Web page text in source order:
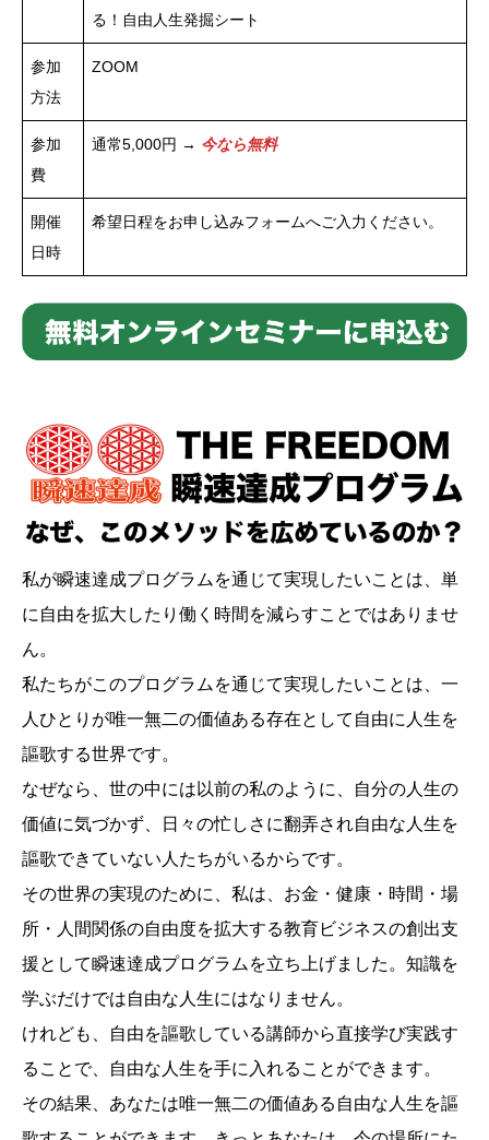
る！自由人生発掘シート
参加
方法
ZOOM
参加
費
通常5,000円 → 今なら無料
開催
日時
希望日程をお申し込みフォームへご入力ください。
私が瞬速達成プログラムを通じて実現したいことは、単
に自由を拡大したり働く時間を減らすことではありませ
ん。
私たちがこのプログラムを通じて実現したいことは、一
人ひとりが唯一無二の価値ある存在として自由に人生を
謳歌する世界です。
なぜなら、世の中には以前の私のように、自分の人生の
価値に気づかず、日々の忙しさに翻弄され自由な人生を
謳歌できていない人たちがいるからです。
その世界の実現のために、私は、お金・健康・時間・場
所・人間関係の自由度を拡大する教育ビジネスの創出支
援として瞬速達成プログラムを立ち上げました。知識を
学ぶだけでは自由な人生にはなりません。
けれども、自由を謳歌している講師から直接学び実践す
ることで、自由な人生を手に入れることができます。
その結果、あなたは唯一無二の価値ある自由な人生を謳